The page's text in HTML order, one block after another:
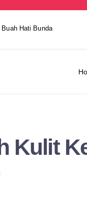
Buah Hati Bunda
Kulit